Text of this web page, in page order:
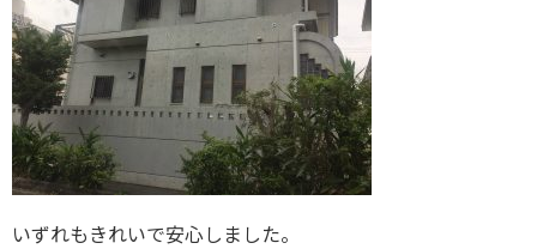
いずれもきれいで安心しました。